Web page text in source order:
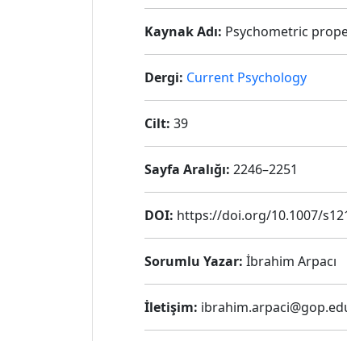
Kaynak Adı: Psychometric
Dergi: Current Psychology
Cilt: 39
Sayfa Aralığı: 2246–2251
DOI: https://doi.org/10.1007/
Sorumlu Yazar: İbrahim Arpacı
İletişim: